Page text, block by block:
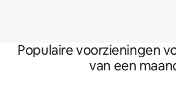
Populaire voorzieningen
van een